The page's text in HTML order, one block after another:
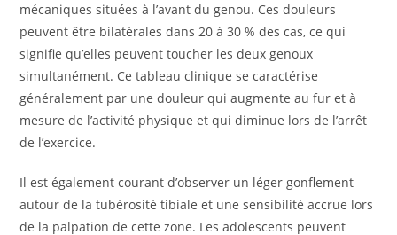
mécaniques situées à l’avant du genou. Ces douleurs
peuvent être bilatérales dans 20 à 30 % des cas, ce qui
signifie qu’elles peuvent toucher les deux genoux
simultanément. Ce tableau clinique se caractérise
généralement par une douleur qui augmente au fur et à
mesure de l’activité physique et qui diminue lors de l’arrêt
de l’exercice.
Il est également courant d’observer un léger gonflement
autour de la tubérosité tibiale et une sensibilité accrue lors
de la palpation de cette zone. Les adolescents peuvent